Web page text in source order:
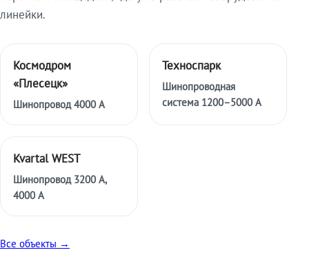
линейки.
Космодром
«Плесецк»
Шинопровод 4000 А
Техноспарк
Шинопроводная
система 1200–5000 А
Kvartal WEST
Шинопровод 3200 А,
4000 А
Все объекты →